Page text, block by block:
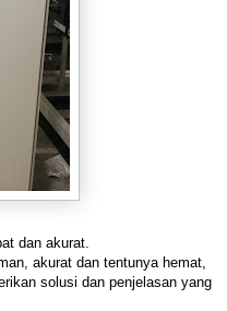
dan akurat.
akurat dan tentunya hemat,
solusi dan penjelasan yang